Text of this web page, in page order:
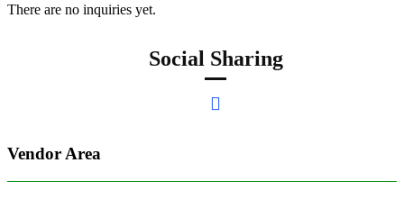
There are no inquiries yet.
Social Sharing
Vendor Area